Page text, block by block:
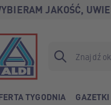
JAKOŚĆ,
TYGODNIA GAZETKI